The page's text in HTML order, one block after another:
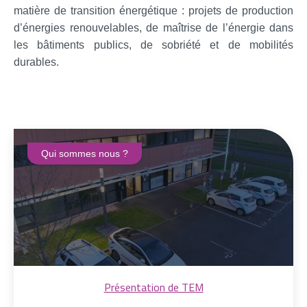
matière de transition énergétique : projets de production
d’énergies renouvelables, de maîtrise de l’énergie dans
les bâtiments publics, de sobriété et de mobilités
durables.
Qui sommes nous ?
Présentation de TEM